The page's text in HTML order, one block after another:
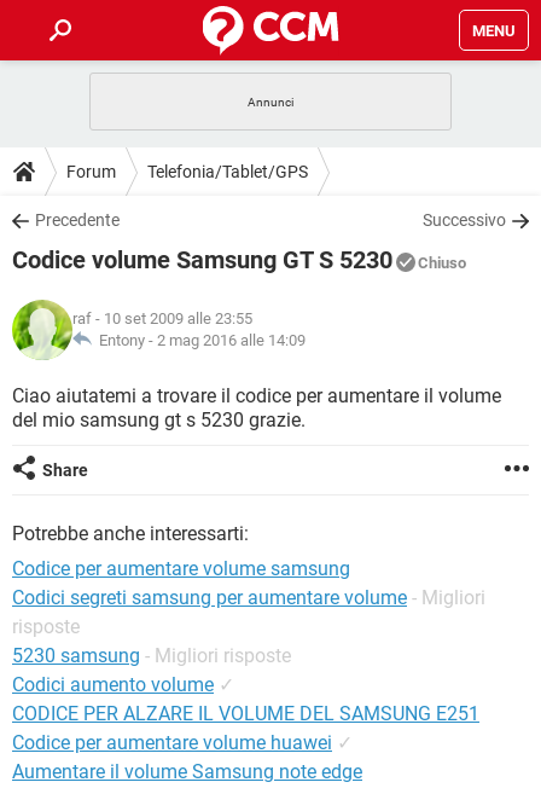
MENU
INTRATTENIMENTO ANDROID
iOS
INSTAGRAM WHATSAPP
TIKTOK
HARDWARE
GUIDE
COVID-19 GAMING
INSTAGRAM
TIKTOK
HARDWARE
DOWNLOAD
COVID-19 GAMING
INTRATTENIMENTO
iOS WINDOWS 10
INSTAGRAM
TIKTOK FACEBOOK
HARDWARE
COVID-19
INTRATTENIMENTO
iOS WINDOWS 10
HARDWARE
GLOSSARIO
COVID-19
INTRATTENIMENTO ANDROID
iOS
HARDWARE
Forum Telefonia/Tablet/GPS
Precedente Successivo
Codice volume Samsung GT S 5230 Chiuso
raf - 10 set 2009 alle 23:55
Entony - 2 mag 2016 alle 14:09
Ciao aiutatemi a trovare il codice per aumentare il volume
del mio samsung gt s 5230 grazie.
Share
Potrebbe anche interessarti:
Codice per aumentare volume samsung
Codici segreti samsung per aumentare volume - Migliori
risposte
5230 samsung - Migliori risposte
Codici aumento volume ✓
CODICE PER ALZARE IL VOLUME DEL SAMSUNG E251
Codice per aumentare volume huawei ✓
Aumentare il volume Samsung note edge